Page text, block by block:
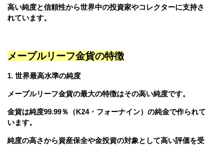
高い純度と信頼性から世界中の投資家やコレクターに支持さ
れています。
メープルリーフ金貨の特徴
1. 世界最高水準の純度
メープルリーフ金貨の最大の特徴はその高い純度です。
金貨は純度99.99％（K24・フォーナイン）の純金で作られて
います。
純度の高さから資産保全や金投資の対象として高い評価を受